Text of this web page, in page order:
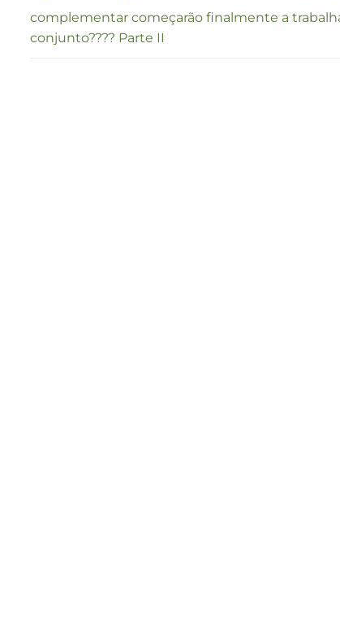
complementar começarão finalmente a
conjunto???? Parte II